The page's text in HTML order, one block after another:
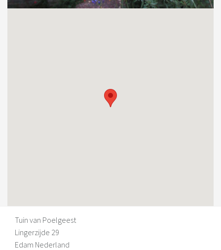
Tuin van Poelgeest
Lingerzijde 29
Edam Nederland